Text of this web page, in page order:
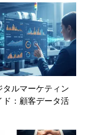
タルマーケティン
ド：顧客データ活